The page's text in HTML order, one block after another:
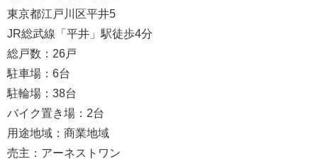
東京都江戸川区平井5
JR総武線「平井」駅徒歩4分
総戸数：26戸
駐車場：6台
駐輪場：38台
バイク置き場：2台
用途地域：商業地域
売主：アーネストワン